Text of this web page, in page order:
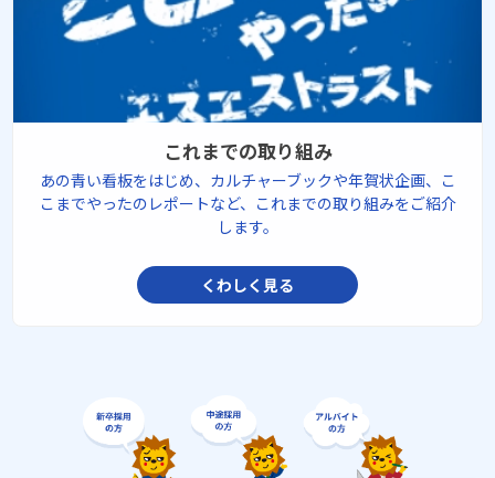
これまでの取り組み
あの青い看板をはじめ、カルチャーブックや年賀状企画、こ
こまでやったのレポートなど、これまでの取り組みをご紹介
します。
くわしく見る